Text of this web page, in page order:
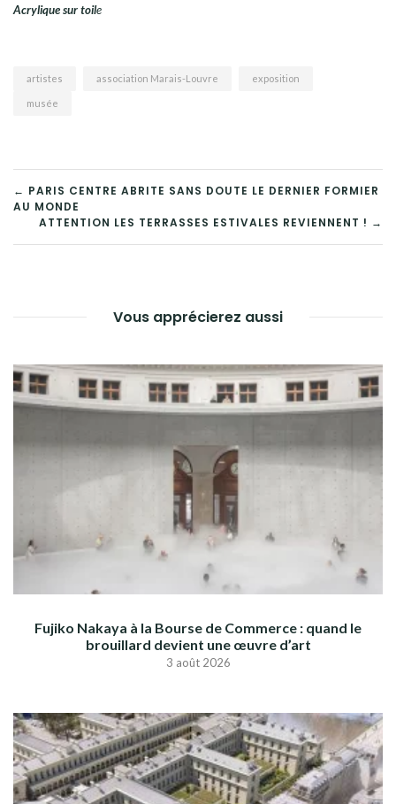
Acrylique sur toile
artistes association Marais-Louvre exposition
musée
NAVIGATION
DE
← PARIS CENTRE ABRITE SANS DOUTE LE DERNIER FORMIER
AU MONDE
ATTENTION LES TERRASSES ESTIVALES REVIENNENT ! →
Vous apprécierez aussi
Fujiko Nakaya à la Bourse de Commerce : quand le
brouillard devient une œuvre d’art
3 août 2026